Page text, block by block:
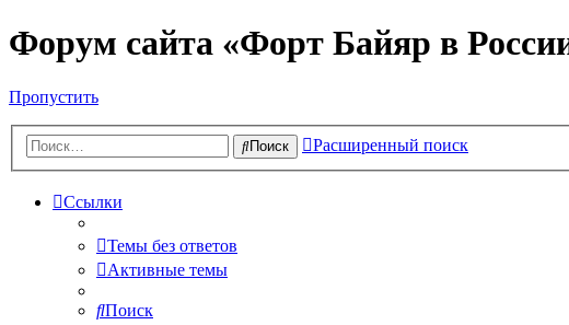
Форум сайта «Форт Байяр в
Пропустить
Поиск Расширенный поиск
Ссылки
Темы без ответов
Активные темы
Поиск